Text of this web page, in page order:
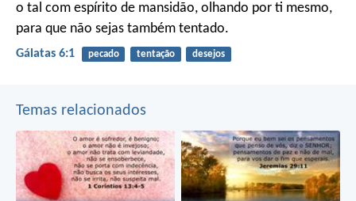
o tal com espírito de mansidão, olhando por ti mesmo,
para que não sejas também tentado.
Gálatas 6:1 pecado tentação desejos
Temas relacionados